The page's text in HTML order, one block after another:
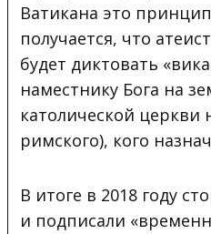
Ватикана это
получается, что
будет диктовать
наместнику Бога на
католической
римского), кого
В итоге в 2018 году
и подписали